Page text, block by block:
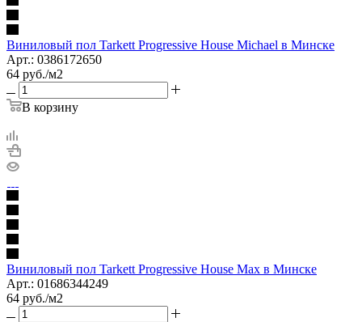
Виниловый пол Tarkett Progressive House Michael в Минске
Арт.: 0386172650
64 руб./м2
В корзину
Виниловый пол Tarkett Progressive House Max в Минске
Арт.: 01686344249
64 руб./м2